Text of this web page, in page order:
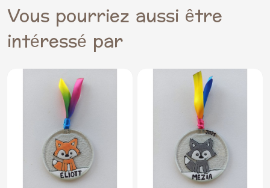
Vous pourriez aussi être
intéressé par